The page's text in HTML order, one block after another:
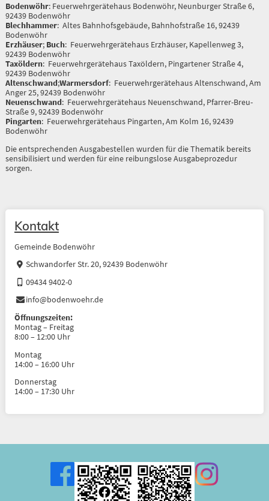
Bodenwöhr: Feuerwehrgerätehaus Bodenwöhr, Neunburger Straße 6,
92439 Bodenwöhr
Blechhammer: Altes Bahnhofsgebäude, Bahnhofstraße 16, 92439
Bodenwöhr
Erzhäuser; Buch: Feuerwehrgerätehaus Erzhäuser, Kapellenweg 3,
92439 Bodenwöhr
Taxöldern: Feuerwehrgerätehaus Taxöldern, Pingartener Straße 4,
92439 Bodenwöhr
Altenschwand;Warmersdorf: Feuerwehrgerätehaus Altenschwand, Am
Anger 25, 92439 Bodenwöhr
Neuenschwand: Feuerwehrgerätehaus Neuenschwand, Pfarrer-Breu-
Straße 9, 92439 Bodenwöhr
Pingarten: Feuerwehrgerätehaus Pingarten, Am Kolm 16, 92439
Bodenwöhr
Die entsprechenden Ausgabestellen wurden für die Thematik bereits
sensibilisiert und werden für eine reibungslose Ausgabeprozedur
sorgen.
Kontakt
Gemeinde Bodenwöhr
Schwandorfer Str. 20, 92439 Bodenwöhr
09434 9402-0
info@bodenwoehr.de
Öffnungszeiten:
Montag – Freitag
8:00 – 12:00 Uhr
Montag
14:00 – 16:00 Uhr
Donnerstag
14:00 – 17:30 Uhr